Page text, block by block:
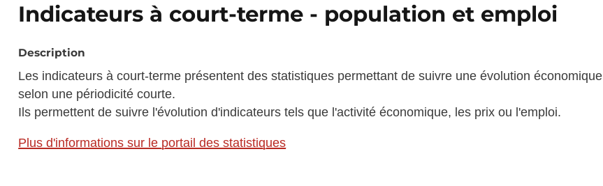
Indicateurs à court-terme - population et emploi
Description
Les indicateurs à court-terme présentent des statistiques permettant de suivre une évolution économique
selon une périodicité courte.
Ils permettent de suivre l'évolution d'indicateurs tels que l'activité économique, les prix ou l'emploi.
Plus d'informations sur le portail des statistiques